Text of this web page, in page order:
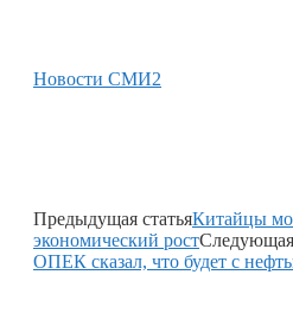
Новости СМИ2
Предыдущая статьяКитайцы
экономический ростСледующая
ОПЕК сказал, что будет с